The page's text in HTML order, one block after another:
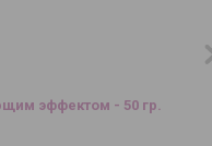
эффектом - 50 гр.